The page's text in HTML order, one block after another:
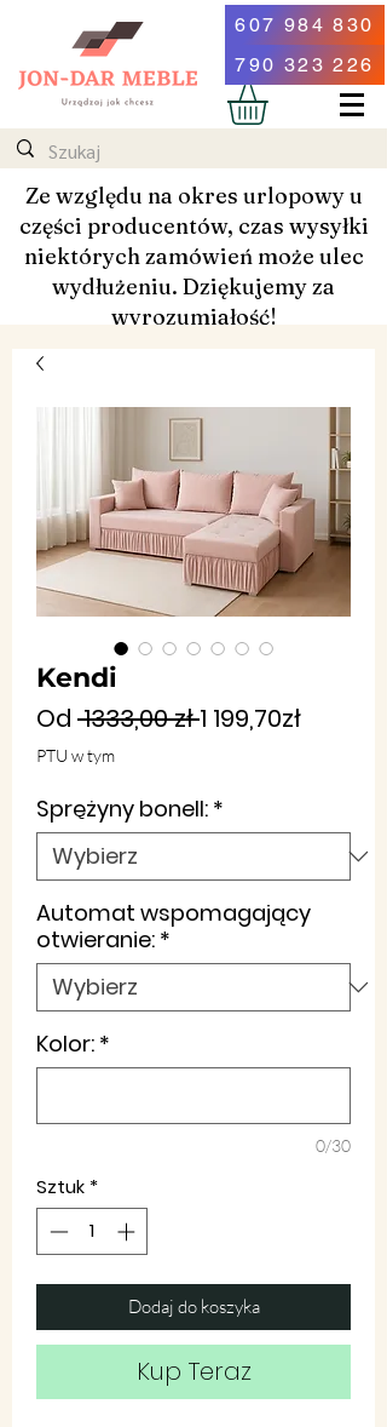
607 984 830
790 323 226
Ze względu na okres urlopowy u
części producentów, czas wysyłki
niektórych zamówień może ulec
wydłużeniu. Dziękujemy za
wyrozumiałość!
Kendi
Od 1333,00 zł Regularna
1 199,70złCena
PTU w tym
Sprężyny bonell: *
Automat wspomagający
otwieranie: *
Kolor: *
0/30
Sztuk *
Dodaj do koszyka
Kup Teraz